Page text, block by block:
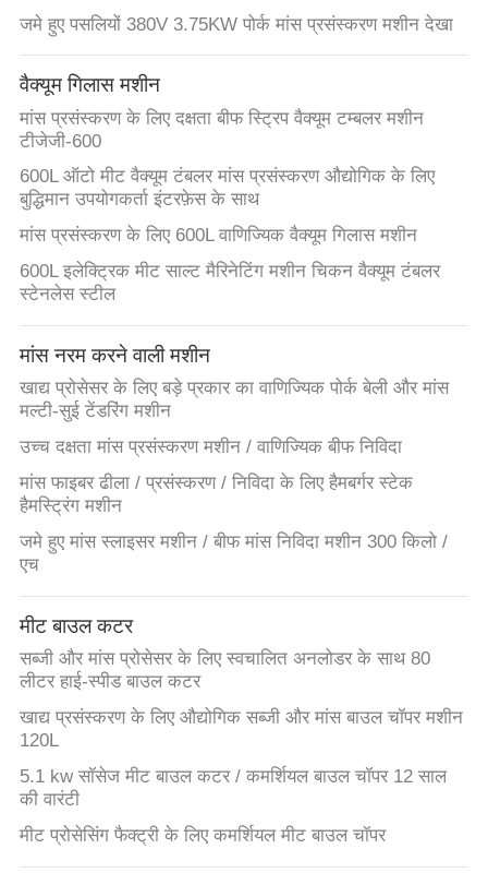
गोपनीयता
नीति
जमे हुए पसलियों 380V 3.75KW पोर्क मांस प्रसंस्करण मशीन देखा
वैक्यूम गिलास मशीन
मांस प्रसंस्करण के लिए दक्षता बीफ स्ट्रिप वैक्यूम टम्बलर मशीन
टीजेजी-600
600L ऑटो मीट वैक्यूम टंबलर मांस प्रसंस्करण औद्योगिक के लिए
बुद्धिमान उपयोगकर्ता इंटरफ़ेस के साथ
मांस प्रसंस्करण के लिए 600L वाणिज्यिक वैक्यूम गिलास मशीन
600L इलेक्ट्रिक मीट साल्ट मैरिनेटिंग मशीन चिकन वैक्यूम टंबलर
स्टेनलेस स्टील
मांस नरम करने वाली मशीन
खाद्य प्रोसेसर के लिए बड़े प्रकार का वाणिज्यिक पोर्क बेली और मांस
मल्टी-सुई टेंडरिंग मशीन
उच्च दक्षता मांस प्रसंस्करण मशीन / वाणिज्यिक बीफ निविदा
मांस फाइबर ढीला / प्रसंस्करण / निविदा के लिए हैमबर्गर स्टेक
हैमस्ट्रिंग मशीन
जमे हुए मांस स्लाइसर मशीन / बीफ मांस निविदा मशीन 300 किलो /
एच
मीट बाउल कटर
सब्जी और मांस प्रोसेसर के लिए स्वचालित अनलोडर के साथ 80
लीटर हाई-स्पीड बाउल कटर
खाद्य प्रसंस्करण के लिए औद्योगिक सब्जी और मांस बाउल चॉपर मशीन
120L
5.1 kw सॉसेज मीट बाउल कटर / कमर्शियल बाउल चॉपर 12 साल
की वारंटी
मीट प्रोसेसिंग फैक्ट्री के लिए कमर्शियल मीट बाउल चॉपर